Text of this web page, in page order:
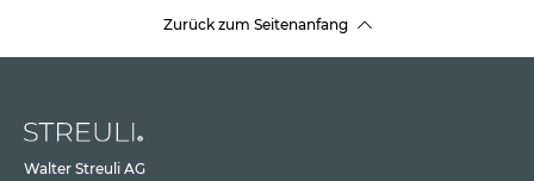
Zurück zum Seitenanfang
Walter Streuli AG